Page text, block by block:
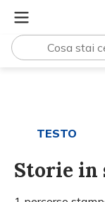
TESTO
Storie in